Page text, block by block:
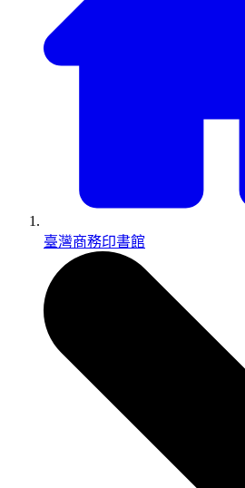
臺灣商務印書館